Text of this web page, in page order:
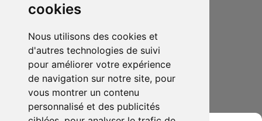
cookies
Nous utilisons des cookies et
d'autres technologies de suivi
pour améliorer votre expérience
de navigation sur notre site, pour
vous montrer un contenu
personnalisé et des publicités
400.00 € 0
Figurine Fuguarts zéro Kaido, Gol.D.Roger et Oden Kozuki
Ajouter au lot